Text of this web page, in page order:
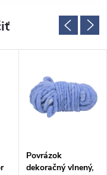
Povrázok
dekoračný vlnený,